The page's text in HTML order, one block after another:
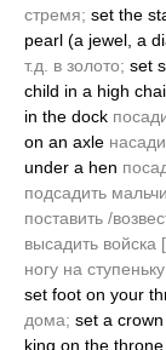
стремя; set the
pearl (a jewel, a
т.д. в золото; set
child in a high
in the dock
on an axle
under a hen
подсадить
поставить /
высадить войска
ногу на
set foot on your
дома; set a
king on the throne